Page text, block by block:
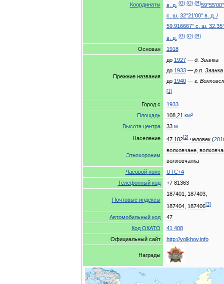
Координаты в. д. (G) (O) (Я )59°55′00″
с ш 32°21′00″ в. д. /
59. 916667° с ш 32. 35°
в. д. (G) (O) (Я )
Основан 1918
Прежние названия
до 1927— д. Званка
до 1933— р. п. Званка
до 1940— г.
[1]
Город с
1933
Площадь
108, 21 км²
Высота центра 33 м
Население
47 182[2] человек(
Этнохороним
волховчане,
волховчанка
Часовой пояс UTC+4
Телефонный код +7 81363
Почтовые индексы
187401 187403,
187404, 187406[3]
Автомобильный код
47
Код ОКАТО 41 408
Официальный сайт http://volkhov.info
Награды